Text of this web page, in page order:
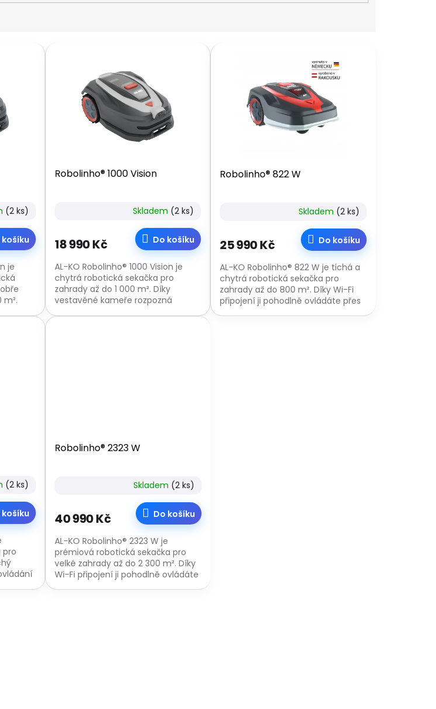
(2 ks)
košíku
je
Robolinho® 1000 Vision
Skladem (2 ks)
18 990 Kč Do košíku
AL-KO Robolinho® 1000 Vision je
chytrá robotická sekačka pro
zahrady až do 1 000 m². Díky
vestavěné kameře rozpozná
Robolinho® 822 W
Skladem (2 ks)
25 990 Kč Do košíku
AL-KO Robolinho® 822 W je tichá a
chytrá robotická sekačka pro
zahrady až do 800 m². Díky Wi-Fi
připojení ji pohodlně ovládáte přes
aplikaci AL-KO inTOUCH, zvládne
(2 ks)
košíku
pro
Robolinho® 2323 W
Skladem (2 ks)
40 990 Kč Do košíku
AL-KO Robolinho® 2323 W je
prémiová robotická sekačka pro
velké zahrady až do 2 300 m². Díky
Wi-Fi připojení ji pohodlně ovládáte
přes aplikaci AL-KO inTOUCH nebo